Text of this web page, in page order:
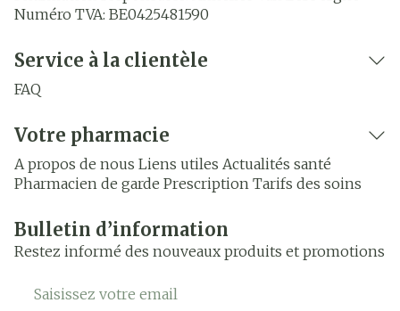
Numéro TVA: BE0425481590
Service à la clientèle
FAQ
Votre pharmacie
A propos de nous Liens utiles Actualités santé
Pharmacien de garde Prescription Tarifs des soins
Bulletin d’information
Restez informé des nouveaux produits et promotions
Adresse mail